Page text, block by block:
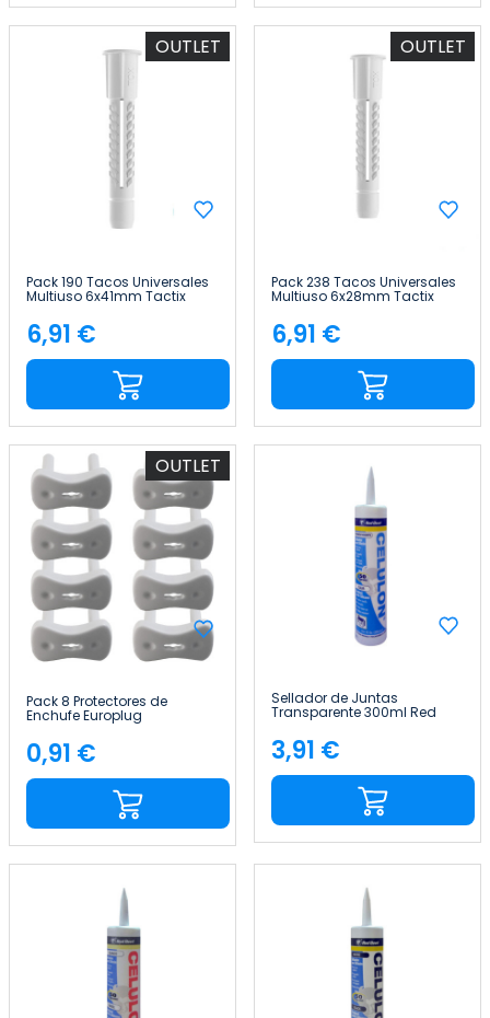
OUTLET
Pack 190 Tacos Universales
Multiuso 6x41mm Tactix
Precio
6,91 €
OUTLET
Pack 238 Tacos Universales
Multiuso 6x28mm Tactix
Precio
6,91 €
OUTLET
Pack 8 Protectores de
Enchufe Europlug
Empotrables Blancos
Nine&One
Precio
0,91 €
Sellador de Juntas
Transparente 300ml Red
Precio
3,91 €